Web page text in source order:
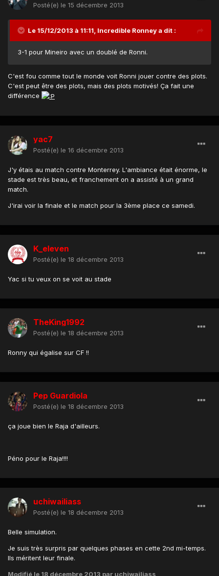
Posté(e) le 15 décembre 2013
Le 15/12/2013 à 11:11, Incredible Ronney a dit :
3-1 pour Mineiro avec un doublé de Ronni.
C'est fou comme tout le monde voit Ronni jouer contre des plots.
C'est peut être des plots, mais des plots motivés! Ça fait une
différence
yac7
Posté(e) le 16 décembre 2013
J'y étais au match contre Monterrey. L'ambiance était énorme, le
stade est très beau, et franchement on a assisté à un grand
match.
J'irai voir la finale et le match pour la 3ème place ce samedi.
K_eleven
Posté(e) le 18 décembre 2013
Yac si tu veux on se voit au stade
TheKing1992
Posté(e) le 18 décembre 2013
Ronny qui égalise sur CF !!
Pep Guardiola
Posté(e) le 18 décembre 2013
ça joue bien le Raja d'ailleurs.
Péno pour le Raja!!!!
uchiwailiass
Posté(e) le 18 décembre 2013
Belle simulation.
Je suis très surpris par quelques phases en cette 2nd mi-temps.
Ils méritent leur finale.
Modifié le 18 décembre 2013 par uchiwailiass